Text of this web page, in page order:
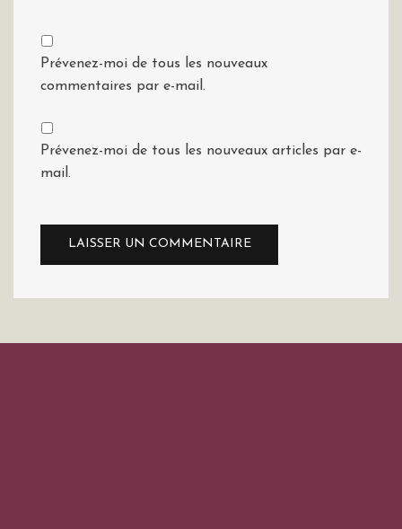
Prévenez-moi de tous les nouveaux
commentaires par e-mail.
Prévenez-moi de tous les nouveaux articles par e-
mail.